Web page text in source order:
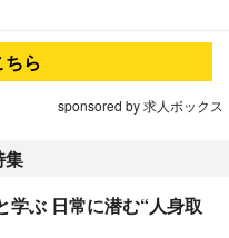
ら
sponsored by 求人ボックス
集
学ぶ 日常に潜む“人身取